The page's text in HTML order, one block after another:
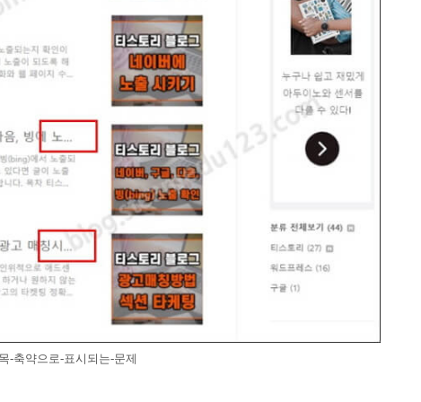
-축약으로-표시되는-문제